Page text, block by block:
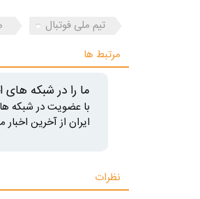
تیم ملی فوتبال
مرتبط ها
ما را در شبکه های
با عضویت در شبکه
ایران از آخرین
نظرات